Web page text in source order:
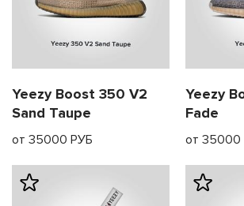
Yeezy Boost 350 V2
Sand Taupe
от 35000 РУБ
Yeezy
Fade
от 35000